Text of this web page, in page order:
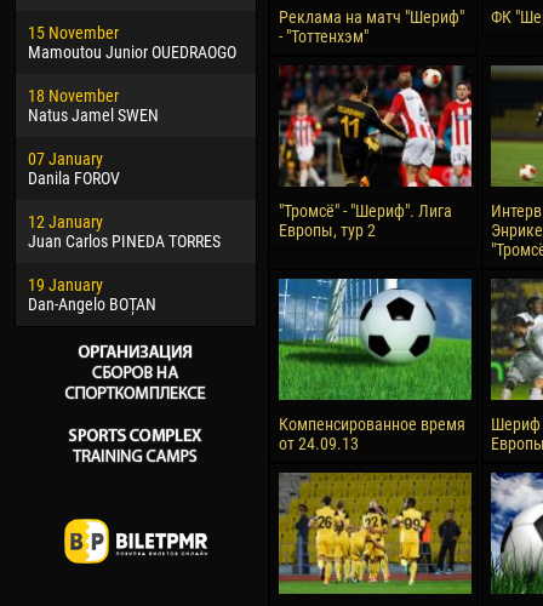
15 November
Mamoutou Junior OUEDRAOGO
18 November
Natus Jamel SWEN
07 January
Danila FOROV
12 January
Juan Carlos PINEDA TORRES
19 January
Dan-Angelo BOȚAN
09 March
Emmanuel AFETSE
20 March
Jayder Moreno ASPRILLA
22 March
Samba KONÉ
26 March
Vitor Hugo Morais de OLIVEIRA
Raí LOPES DE OLIVEIRA
15
24
28
Ivan
Реклама на матч "Шериф"
- "Тоттенхэм"
ФК
"Тромсё" - "Шериф". Лига
Европы, тур 2
Компенсированное время
от 24.09.13
Шериф